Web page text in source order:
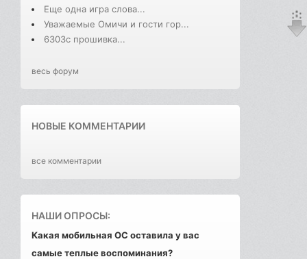
Еще одна игра слова...
Уважаемые Омичи и гости гор...
6303с прошивка...
весь форум
НОВЫЕ КОММЕНТАРИИ
все комментарии
НАШИ ОПРОСЫ:
Какая мобильная ОС оставила у вас
самые теплые воспоминания?